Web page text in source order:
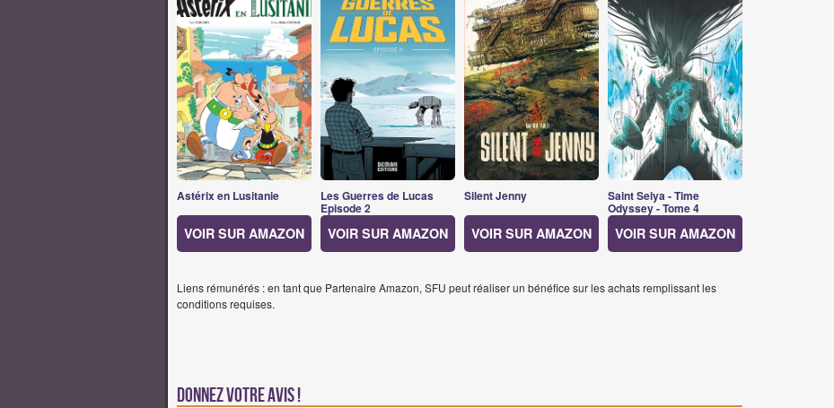
Astérix en Lusitanie
VOIR SUR AMAZON
Les Guerres de Lucas
Episode 2
VOIR SUR AMAZON
Silent Jenny
VOIR SUR AMAZON
Saint Seiya - Time
Odyssey - Tome 4
VOIR SUR AMAZON
Liens rémunérés : en tant que Partenaire Amazon, SFU peut réaliser un bénéfice sur les achats remplissant les
conditions requises.
Donnez votre avis !